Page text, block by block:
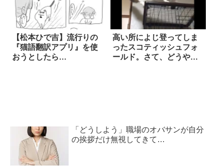
【松本ひで吉】流行りの
『猫語翻訳アプリ』を使
おうとしたら…
高い所によじ登ってしま
ったスコティッシュフォ
ールド。さて、どうやっ
「どうしよう」職場のオバサンが自分
の挨拶だけ無視してきて…